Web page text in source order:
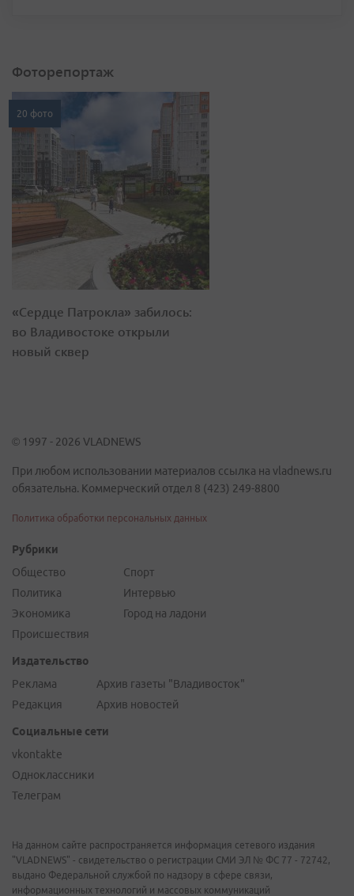
Фоторепортаж
20 фото
«Сердце Патрокла» забилось:
во Владивостоке открыли
новый сквер
© 1997 - 2026 VLADNEWS
При любом использовании материалов ссылка на vladnews.ru
обязательна. Коммерческий отдел 8 (423) 249-8800
Политика обработки персональных данных
Рубрики
Общество
Политика
Экономика
Происшествия
Спорт
Интервью
Город на ладони
Издательство
Реклама
Редакция
Архив газеты "Владивосток"
Архив новостей
Социальные сети
vkontakte
Одноклассники
Телеграм
На данном сайте распространяется информация сетевого издания
"VLADNEWS" - свидетельство о регистрации СМИ ЭЛ № ФС 77 - 72742,
выдано Федеральной службой по надзору в сфере связи,
информационных технологий и массовых коммуникаций